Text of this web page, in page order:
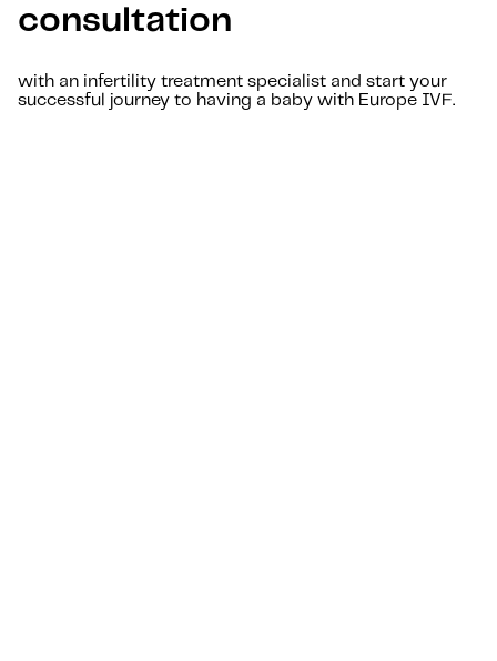
consultation
with an infertility treatment specialist and start your
successful journey to having a baby with Europe IVF.